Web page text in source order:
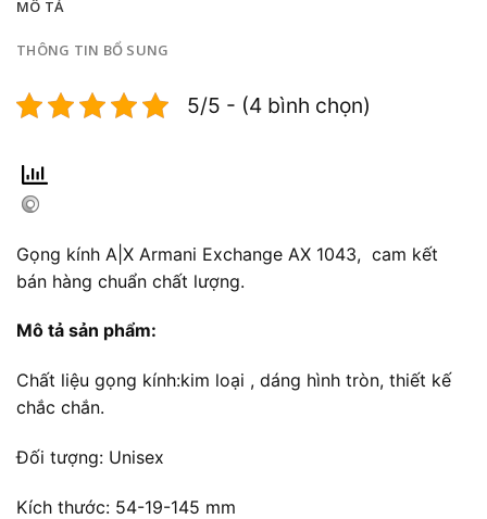
MÔ TẢ
THÔNG TIN BỔ SUNG
5/5 - (4 bình chọn)
Gọng kính A|X Armani Exchange AX 1043, cam kết
bán hàng chuẩn chất lượng.
Mô tả sản phẩm:
Chất liệu gọng kính:kim loại , dáng hình tròn, thiết kế
chắc chắn.
Đối tượng: Unisex
Kích thước: 54-19-145 mm